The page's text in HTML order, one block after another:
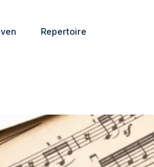
Repertoire